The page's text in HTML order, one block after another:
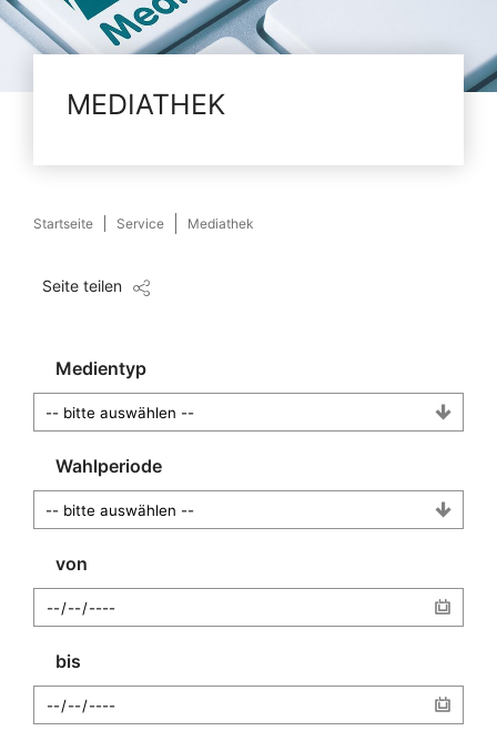
MEDIATHEK
Startseite Service Mediathek
Seite teilen
Medientyp
Wahlperiode
von
bis